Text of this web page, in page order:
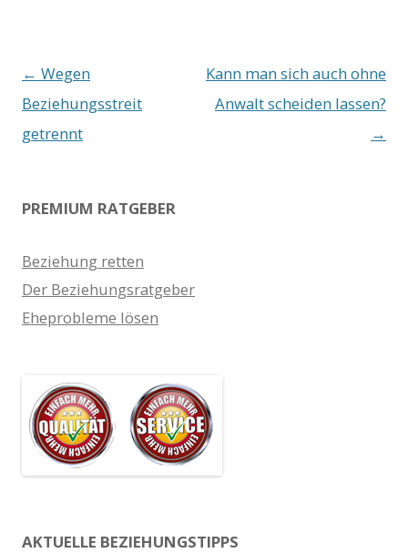
Beitrags-
Navigation
← Wegen
Beziehungsstreit
getrennt
Kann man sich auch ohne
Anwalt scheiden lassen?
→
PREMIUM RATGEBER
Beziehung retten
Der Beziehungsratgeber
Eheprobleme lösen
AKTUELLE BEZIEHUNGSTIPPS